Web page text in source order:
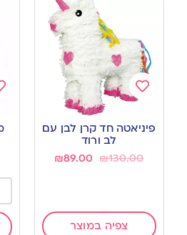
to
wishlist
פיניאטה חד קרן לבן עם
לב ורוד
₪130.00
₪89.00
צפיה במוצר